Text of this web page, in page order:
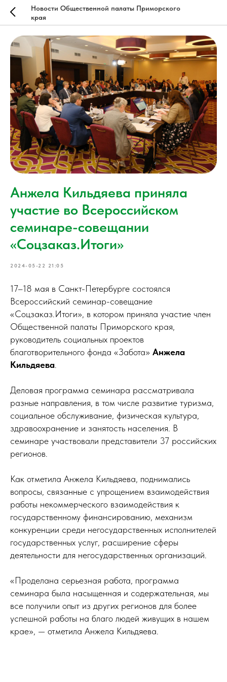
Новости Общественной палаты Приморского
края
Анжела Кильдяева приняла
участие во Всероссийском
семинаре-совещании
«Соцзаказ.Итоги»
2024-05-22 21:05
17–18 мая в Санкт-Петербурге состоялся
Всероссийский семинар-совещание
«Соцзаказ.Итоги», в котором приняла участие член
Общественной палаты Приморского края,
руководитель социальных проектов
благотворительного фонда «Забота» Анжела
Кильдяева
Деловая программа семинара рассматривала
разные направления, в том числе развитие туризма,
социальное обслуживание, физическая культура,
здравоохранение и занятость населения. В
семинаре участвовали представители 37 российских
регионов.
Как отметила Анжела Кильдяева, поднимались
вопросы, связанные с упрощением взаимодействия
работы некоммерческого взаимодействия к
государственному финансированию, механизм
конкуренции среди негосударственных исполнителей
государственных услуг, расширение сферы
деятельности для негосударственных организаций.
«Проделана серьезная работа, программа
семинара была насыщенная и содержательная, мы
все получили опыт из других регионов для более
успешной работы на благо людей живущих в нашем
крае», — отметила Анжела Кильдяева.